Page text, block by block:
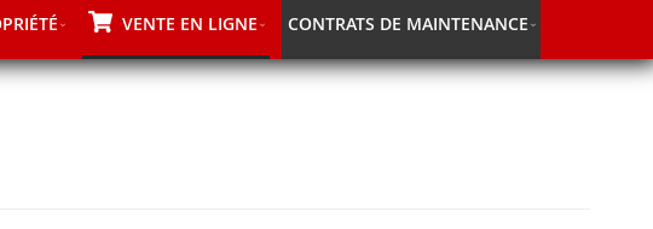
VENTE EN LIGNE CONTRATS DE MAINTENANCE